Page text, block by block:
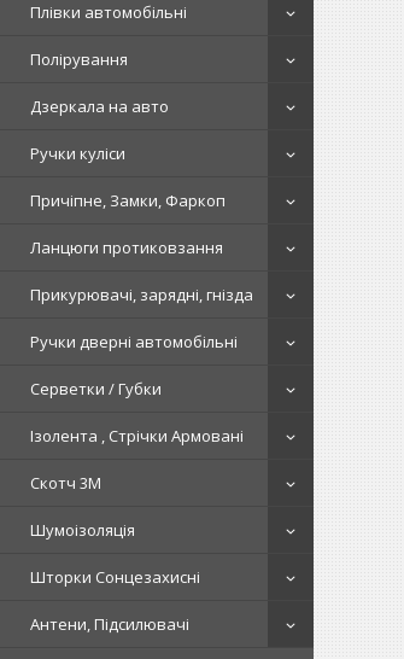
Плівки автомобільні
Полірування
Дзеркала на авто
Ручки куліси
Причіпне, Замки, Фаркоп
Ланцюги протиковзання
Прикурювачі, зарядні, гнізда
Ручки дверні автомобільні
Серветки / Губки
Ізолента , Стрічки Армовані
Скотч 3М
Шумоізоляція
Шторки Сонцезахисні
Антени, Підсилювачі